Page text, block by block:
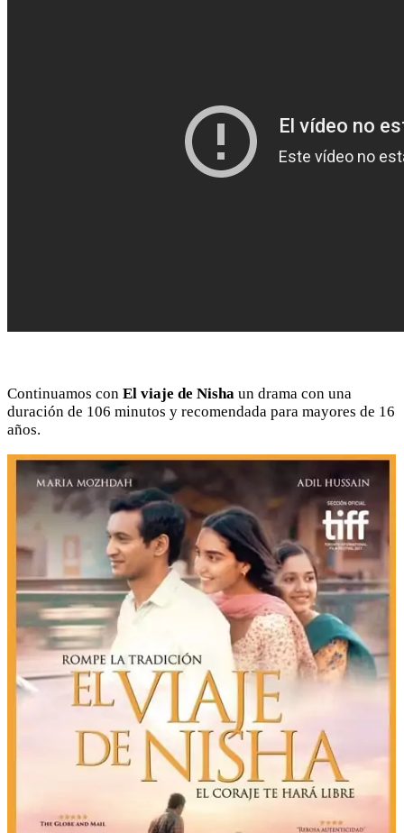
Continuamos con El viaje de Nisha un drama con una
duración de 106 minutos y recomendada para mayores de 16
años.